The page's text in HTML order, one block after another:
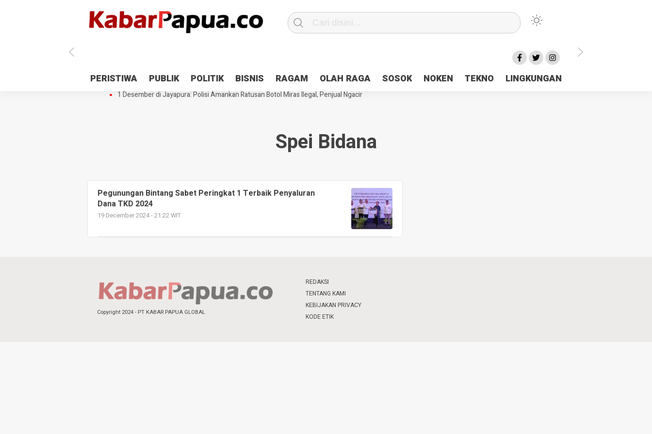
PERISTIWA PUBLIK POLITIK BISNIS RAGAM OLAH RAGA SOSOK NOKEN TEKNO LINGKUNGAN
Antisipasi 1 Desember, TNI Polri Patroli 2×24 jam di Kota Jayapura
Pesan Sejuk Polri di Deklarasi Pemilu Ceria Tanah Papua
Gedung Perpustakaan SMPN 5 Sentani Terbakar
Hibah Pilkada Jayapura Cair 10 Persen, Deposit Kas Daerah Rp23 Miliar Disorot
1 Desember di Jayapura: Polisi Amankan Ratusan Botol Miras Ilegal, Penjual Ngacir
Spei Bidana
Pegunungan Bintang Sabet Peringkat 1 Terbaik Penyaluran
Dana TKD 2024
19 December 2024 - 21:22 WIT
Copyright 2024 - PT KABAR PAPUA GLOBAL
REDAKSI
TENTANG KAMI
KEBIJAKAN PRIVACY
KODE ETIK